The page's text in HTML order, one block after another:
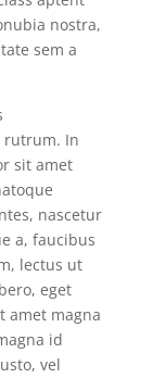
nostra,
sem a
rutrum. In
sit amet
nascetur
a, faucibus
lectus ut
eget
amet magna
id
vel